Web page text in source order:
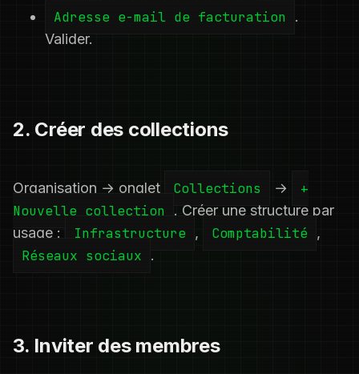
Adresse e-mail de facturation
.
Valider.
2. Créer des collections
Organisation → onglet Collections →
+
Nouvelle collection
. Créer une structure par
usage :
Infrastructure , Comptabilité ,
Réseaux sociaux .
3. Inviter des membres